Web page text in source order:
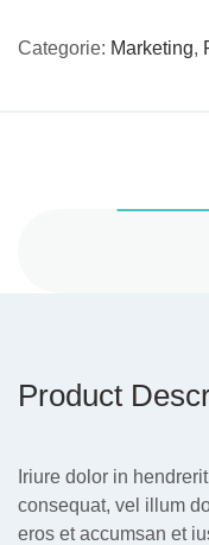
Categorie: Marketing,
Product
Iriure dolor in
consequat, vel illum
eros et accumsan et